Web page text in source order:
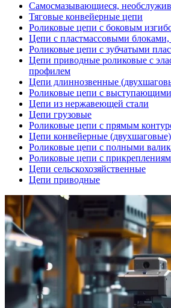
Самосмазывающиеся,
Тяговые конвейерные цепи
Роликовые цепи с боковым
Цепи с пластмассовыми блоками,
Роликовые цепи с зубчатыми
Цепи приводные роликовые с
профилем
Цепи длиннозвенные
Роликовые цепи с
Цепи из нержавеющей стали
Цепи грузовые
Роликовые цепи с прямым
Цепи конвейерные (двухшаговые)
Роликовые цепи с полными
Роликовые цепи с
Цепи сельскохозяйственные
Цепи приводные